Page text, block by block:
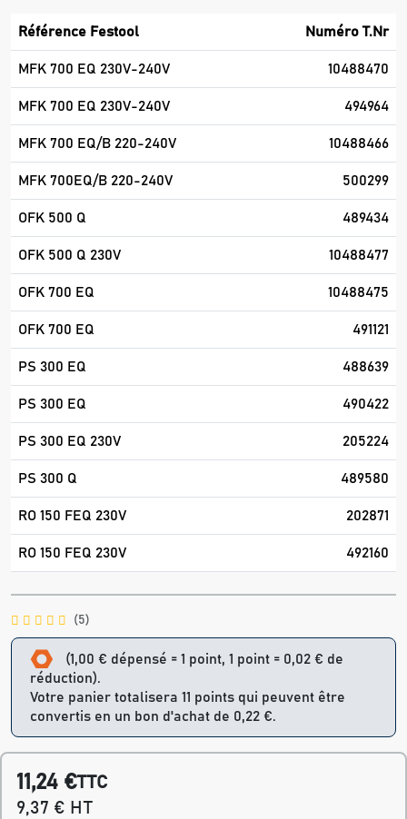
Référence Festool Numéro T.Nr
MFK 700 EQ 230V-240V 10488470
MFK 700 EQ 230V-240V 494964
MFK 700 EQ/B 220-240V 10488466
MFK 700EQ/B 220-240V 500299
OFK 500 Q 489434
OFK 500 Q 230V 10488477
OFK 700 EQ 10488475
OFK 700 EQ 491121
PS 300 EQ 488639
PS 300 EQ 490422
PS 300 EQ 230V 205224
PS 300 Q 489580
RO 150 FEQ 230V 202871
RO 150 FEQ 230V 492160
(5)
(1,00 € dépensé = 1 point, 1 point = 0,02 € de
réduction).
Votre panier totalisera 11 points qui peuvent être
convertis en un bon d'achat de 0,22 €.
11,24 €TTC
9,37 € HT